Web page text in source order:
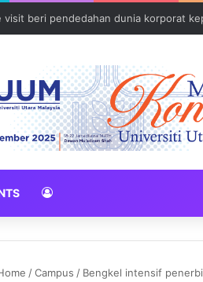
beri pendedahan dunia korporat
/Campus / Bengkel intensif